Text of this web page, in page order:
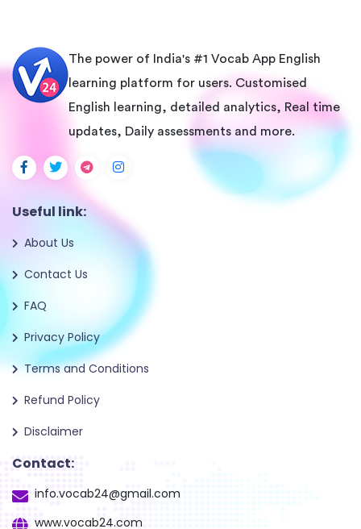
The power of India's #1 Vocab App English
learning platform for users. Customised
English learning, detailed analytics, Real time
updates, Daily assessments and more.
Useful link:
About Us
Contact Us
FAQ
Privacy Policy
Terms and Conditions
Refund Policy
Disclaimer
Contact:
info.vocab24@gmail.com
www.vocab24.com